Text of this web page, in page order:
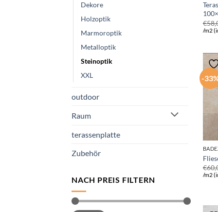
Dekore
Holzoptik
Marmoroptik
Metalloptik
Steinoptik
XXL
outdoor
Raum
terassenplatte
Zubehör
NACH PREIS FILTERN
€
/m2
-
€
/m2